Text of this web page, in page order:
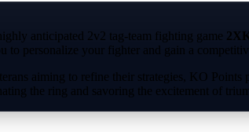
anticipated 2v2 tag-team fighting game
personalize your fighter and gain a
aiming to refine their strategies, KO
the ring and savoring the excitement of